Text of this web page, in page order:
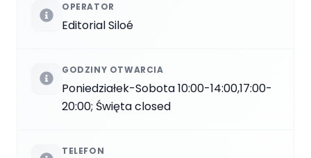
OPERATOR
Editorial Siloé
GODZINY OTWARCIA
Poniedziałek-Sobota 10:00-14:00,17:00-
20:00; Święta closed
TELEFON